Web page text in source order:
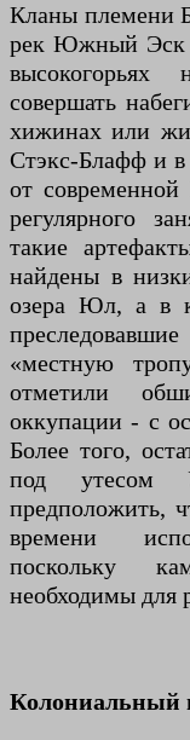
Кланы племени
рек Южный Эск
совершать
хижинах или
Стэкс-Блафф и в
от
регулярного
такие
найдены в
озера Юл, а в
«местную
отметили
оккупации - с
Более того,
под утесом
предположить,
времени
поскольку
необходимы для
Колониальный